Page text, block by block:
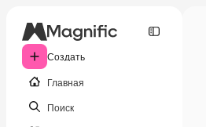
Создать
Главная
Поиск